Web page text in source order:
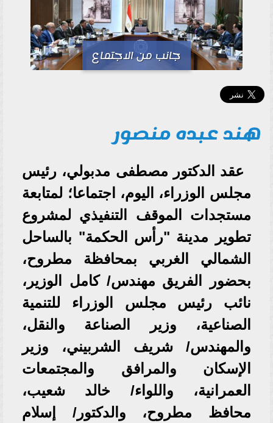
جانب من الاجتماع
هند عبده منصور
عقد الدكتور مصطفى مدبولي، رئيس
مجلس الوزراء، اليوم، اجتماعا؛ لمتابعة
مستجدات الموقف التنفيذي لمشروع
تطوير مدينة "رأس الحكمة" بالساحل
الشمالي الغربي بمحافظة مطروح،
بحضور الفريق مهندس/ كامل الوزير،
نائب رئيس مجلس الوزراء للتنمية
الصناعية، وزير الصناعة والنقل،
والمهندس/ شريف الشربيني، وزير
الإسكان والمرافق والمجتمعات
العمرانية، واللواء/ خالد شعيب،
محافظ مطروح، والدكتور/ إسلام